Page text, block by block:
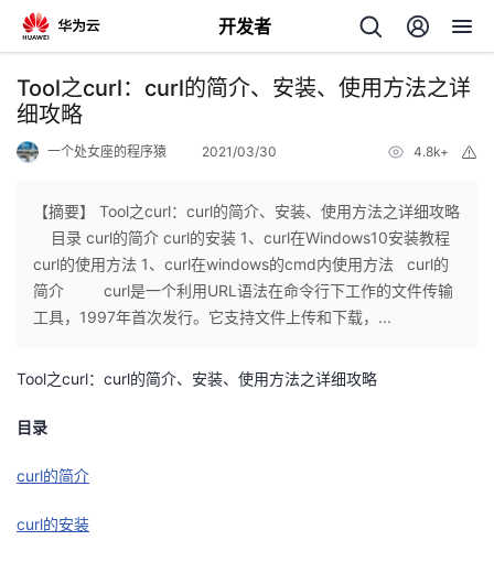
开发者
返
回
个
人
主
页
我
的
开
发
者
的
开
发
我
的
Programs
我
的
Tool之curl：curl的简介、安装、使用方法之详
细攻略
一个处女座的程序猿 2021/03/30 4.8k+
【摘要】 Tool之curl：curl的简介、安装、使用方法之详细攻略
目录 curl的简介 curl的安装 1、curl在Windows10安装教程
curl的使用方法 1、curl在windows的cmd内使用方法 curl的
简介 curl是一个利用URL语法在命令行下工作的文件传输
工具，1997年首次发行。它支持文件上传和下载，...
Tool之curl：curl的简介、安装、使用方法之详细攻略
目录
curl的简介
curl的安装